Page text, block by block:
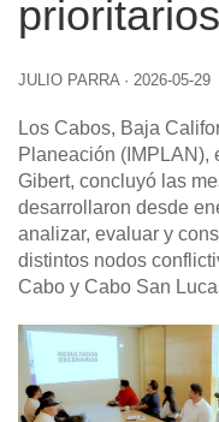
JULIO PARRA · 2026-05-29
Los Cabos, Baja
Planeación (IMPLAN),
Gibert, concluyó las
desarrollaron desde
analizar, evaluar y
distintos nodos
Cabo y Cabo San